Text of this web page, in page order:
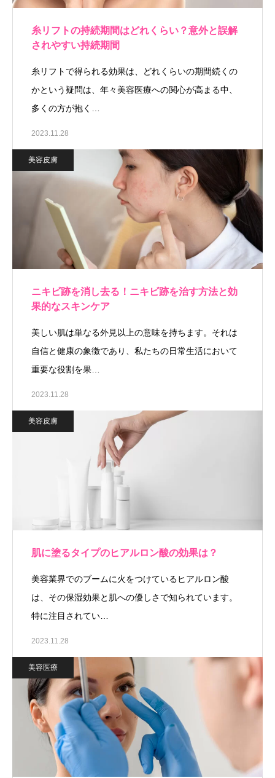
糸リフトの持続期間はどれくらい？意外と誤解
されやすい持続期間
糸リフトで得られる効果は、どれくらいの期間続くの
かという疑問は、年々美容医療への関心が高まる中、
多くの方が抱く…
2023.11.28
美容皮膚
ニキビ跡を消し去る！ニキビ跡を治す方法と効
果的なスキンケア
美しい肌は単なる外見以上の意味を持ちます。それは
自信と健康の象徴であり、私たちの日常生活において
重要な役割を果…
2023.11.28
美容皮膚
肌に塗るタイプのヒアルロン酸の効果は？
美容業界でのブームに火をつけているヒアルロン酸
は、その保湿効果と肌への優しさで知られています。
特に注目されてい…
2023.11.28
美容医療